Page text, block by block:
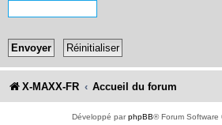
X-MAXX-FR Accueil du forum
Développé parphpBB® Forum Software